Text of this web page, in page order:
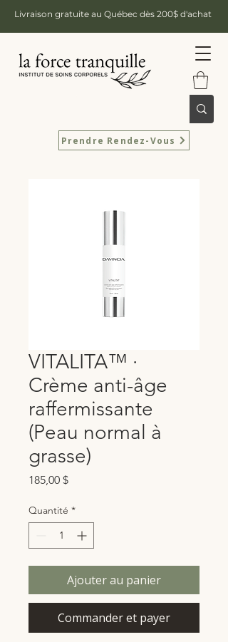
Livraison gratuite au Québec dès 200$ d'achat
Prendre Rendez-Vous
VITALITA™ ·
Crème anti-âge
raffermissante
(Peau normal à
grasse)
185,00 $Prix
Quantité *
Ajouter au panier
Commander et payer